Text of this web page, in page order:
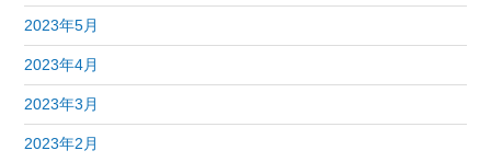
2023年5月
2023年4月
2023年3月
2023年2月